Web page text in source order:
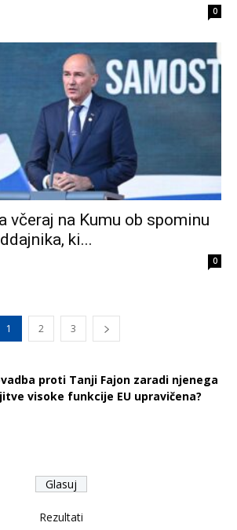
0
včeraj na Kumu ob spominu
ki...
0
1 2 3
proti Tanji Fajon zaradi njenega
visoke funkcije EU upravičena?
Rezultati